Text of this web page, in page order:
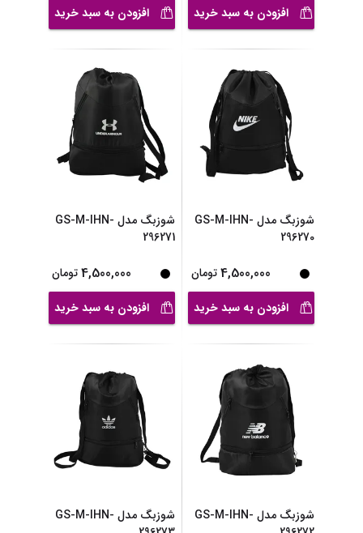
افزودن به سبد خرید
افزودن به سبد خرید
شوزبگ مدل GS-M-IHN-
296270
4,500,000تومان
افزودن به سبد خرید
شوزبگ مدل GS-M-IHN-
296271
4,500,000تومان
افزودن به سبد خرید
شوزبگ مدل GS-M-IHN-
شوزبگ مدل GS-M-IHN-